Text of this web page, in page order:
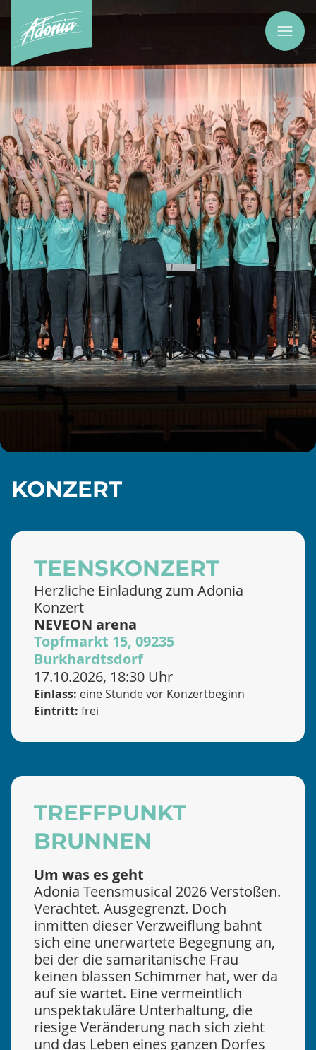
KONZERT
TEENSKONZERT
Herzliche Einladung zum Adonia
Konzert
NEVEON arena
Topfmarkt 15, 09235
Burkhardtsdorf
17.10.2026, 18:30 Uhr
Einlass: eine Stunde vor Konzertbeginn
Eintritt: frei
TREFFPUNKT
BRUNNEN
Um was es geht
Adonia Teensmusical 2026 Verstoßen.
Verachtet. Ausgegrenzt. Doch
inmitten dieser Verzweiflung bahnt
sich eine unerwartete Begegnung an,
bei der die samaritanische Frau
keinen blassen Schimmer hat, wer da
auf sie wartet. Eine vermeintlich
unspektakuläre Unterhaltung, die
riesige Veränderung nach sich zieht
und das Leben eines ganzen Dorfes